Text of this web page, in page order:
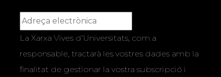
La Xarxa Vives d’Universitats, com a
responsable, tractarà les vostres dades amb la
finalitat de gestionar la vostra subscripció i